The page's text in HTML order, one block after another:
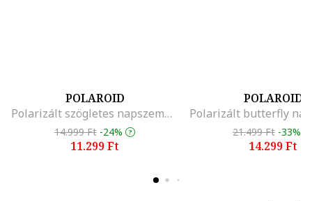
POLAROID
Polarizált szögletes napszemüveg, Sötétpiros
14.999 Ft -24%
11.299 Ft
POLAROID
21.499 Ft -33%
14.299 Ft